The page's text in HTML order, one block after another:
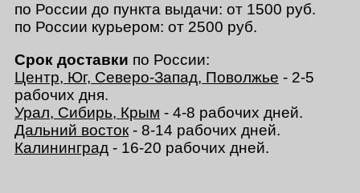
по России до пункта выдачи: от 1500 руб.
по России курьером: от 2500 руб.
Срок доставки по России:
Центр, Юг, Северо-Запад, Поволжье - 2-5
рабочих дня.
Урал, Сибирь, Крым - 4-8 рабочих дней.
Дальний восток- 8-14 рабочих дней.
Калининград - 16-20 рабочих дней.